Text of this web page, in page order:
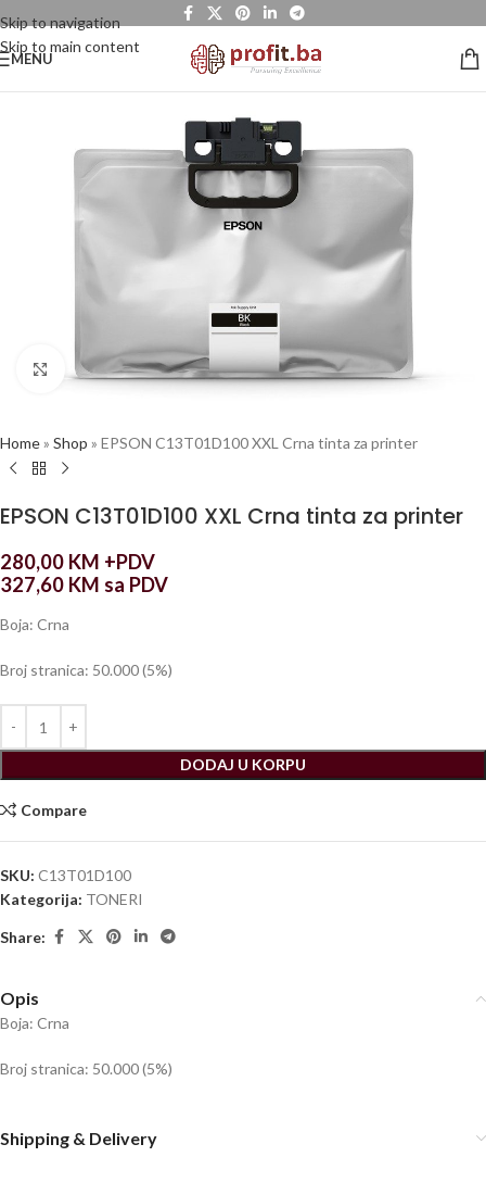
Skip to navigation
Skip to main content
MENU
Click to enlarge
Home» Shop » EPSON C13T01D100 XXL Crna tinta za printer
EPSON C13T01D100 XXL Crna tinta za printer
280,00 KM +PDV
327,60 KM sa PDV
Boja: Crna
Broj stranica: 50.000 (5%)
DODAJ U KORPU
Compare
SKU: C13T01D100
Kategorija: TONERI
Share:
Opis
Boja: Crna
Broj stranica: 50.000 (5%)
Shipping & Delivery